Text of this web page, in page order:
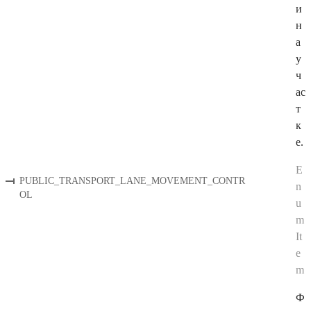
и
н
а
у
ч
ас
т
к
е.
PUBLIC_TRANSPORT_LANE_MOVEMENT_CONTR
OL
E
n
u
m
It
e
m
Ф